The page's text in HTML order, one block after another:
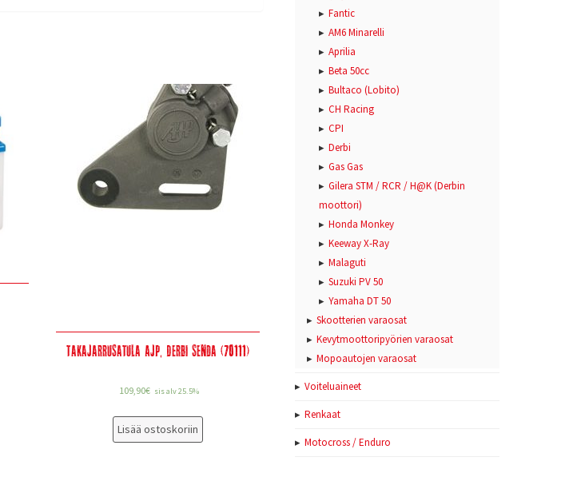
Takajarrusatula AJP, Derbi Senda (70111)
109,90€ sis alv 25.5%
Lisää ostoskoriin
Fantic
AM6 Minarelli
Aprilia
Beta 50cc
Bultaco (Lobito)
CH Racing
CPI
Derbi
Gas Gas
Gilera STM / RCR / H@K (Derbin
moottori)
Honda Monkey
Keeway X-Ray
Malaguti
Suzuki PV 50
Yamaha DT 50
Skootterien varaosat
Kevytmoottoripyörien varaosat
Mopoautojen varaosat
Voiteluaineet
Renkaat
Motocross / Enduro